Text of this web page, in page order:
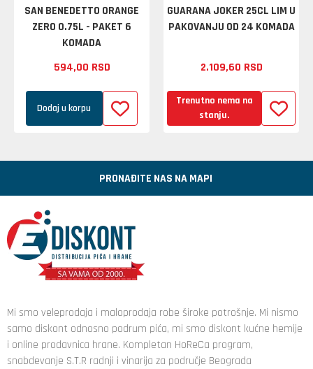
SAN BENEDETTO ORANGE
ZERO 0.75L - PAKET 6
KOMADA
594,00 RSD
Dodaj u korpu
GUARANA JOKER 25CL LIM U
PAKOVANJU OD 24 KOMADA
2.109,60 RSD
Trenutno nema na
stanju.
PRONAĐITE NAS NA MAPI
Mi smo veleprodaja i maloprodaja robe široke potrošnje. Mi nismo
samo diskont odnosno podrum pića, mi smo diskont kućne hemije
i online prodavnica hrane. Kompletan HoReCa program,
snabdevanje S.T.R radnji i vinarija za područje Beograda